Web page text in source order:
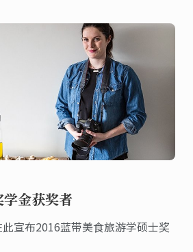
金获奖者
宣布2016蓝带美食旅游学硕士奖